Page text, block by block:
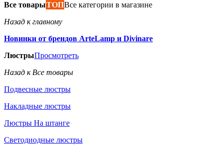
Все товарыТОПВсе категории в магазине
Назад к главному
Новинки от брендов ArteLamp и Divinare
ЛюстрыПросмотреть
Назад к Все товары
Подвесные люстры
Накладные люстры
Люстры На штанге
Светодиодные люстры